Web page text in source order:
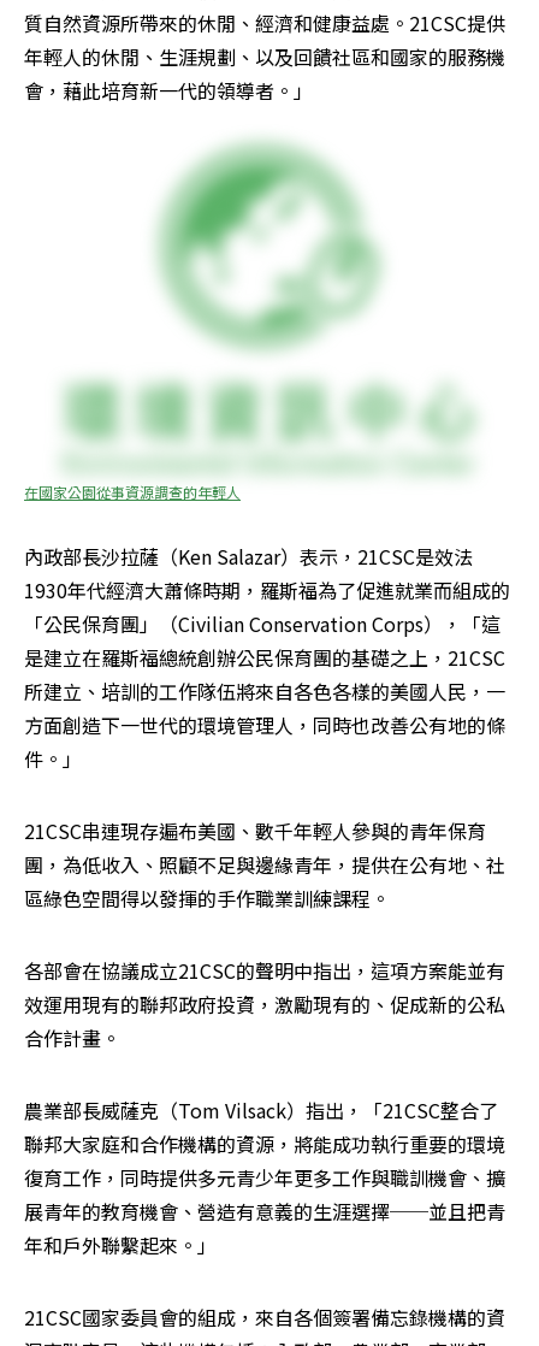
質自然資源所帶來的休閒、經濟和健康益處。21CSC提供
年輕人的休閒、生涯規劃、以及回饋社區和國家的服務機
會，藉此培育新一代的領導者。」
在國家公園從事資源調查的年輕人
內政部長沙拉薩（Ken Salazar）表示，21CSC是效法
1930年代經濟大蕭條時期，羅斯福為了促進就業而組成的
「公民保育團」（Civilian Conservation Corps），「這
是建立在羅斯福總統創辦公民保育團的基礎之上，21CSC
所建立、培訓的工作隊伍將來自各色各樣的美國人民，一
方面創造下一世代的環境管理人，同時也改善公有地的條
件。」
21CSC串連現存遍布美國、數千年輕人參與的青年保育
團，為低收入、照顧不足與邊緣青年，提供在公有地、社
區綠色空間得以發揮的手作職業訓練課程。
各部會在協議成立21CSC的聲明中指出，這項方案能並有
效運用現有的聯邦政府投資，激勵現有的、促成新的公私
合作計畫。
農業部長威薩克（Tom Vilsack）指出，「21CSC整合了
聯邦大家庭和合作機構的資源，將能成功執行重要的環境
復育工作，同時提供多元青少年更多工作與職訓機會、擴
展青年的教育機會、營造有意義的生涯選擇──並且把青
年和戶外聯繫起來。」
21CSC國家委員會的組成，來自各個簽署備忘錄機構的資